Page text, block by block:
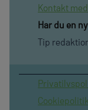
Kontakt
Har du en
Tip
Cookiepolitik